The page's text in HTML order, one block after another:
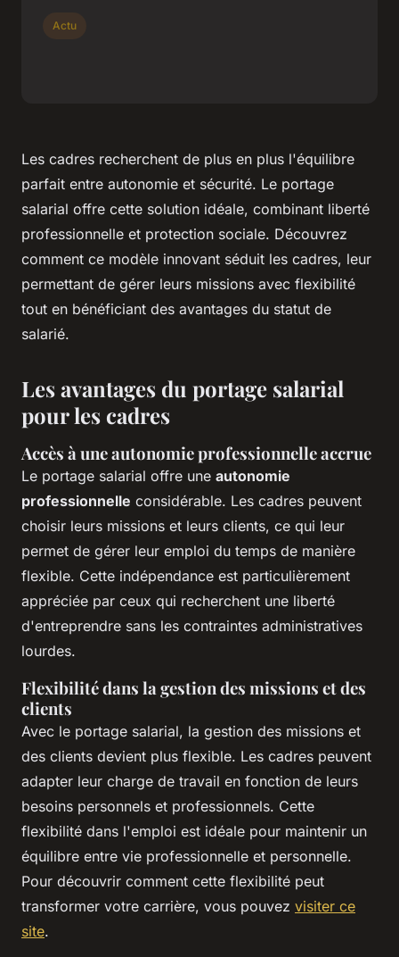
Les cadres recherchent de plus en plus l'équilibre
parfait entre autonomie et sécurité. Le portage
salarial offre cette solution idéale, combinant liberté
professionnelle et protection sociale. Découvrez
comment ce modèle innovant séduit les cadres, leur
permettant de gérer leurs missions avec flexibilité
tout en bénéficiant des avantages du statut de
salarié.
Les avantages du portage salarial
pour les cadres
Accès à une autonomie professionnelle accrue
Le portage salarial offre une autonomie
professionnelle considérable. Les cadres peuvent
choisir leurs missions et leurs clients, ce qui leur
permet de gérer leur emploi du temps de manière
flexible. Cette indépendance est particulièrement
appréciée par ceux qui recherchent une liberté
d'entreprendre sans les contraintes administratives
lourdes.
Flexibilité dans la gestion des missions et des
clients
Avec le portage salarial, la gestion des missions et
des clients devient plus flexible. Les cadres peuvent
adapter leur charge de travail en fonction de leurs
besoins personnels et professionnels. Cette
flexibilité dans l'emploi est idéale pour maintenir un
équilibre entre vie professionnelle et personnelle.
Pour découvrir comment cette flexibilité peut
transformer votre carrière, vous pouvez visiter ce
site.
Actu